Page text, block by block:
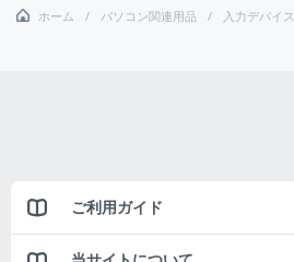
ホーム パソコン関連用品 入力デバイス
ご利用ガイド